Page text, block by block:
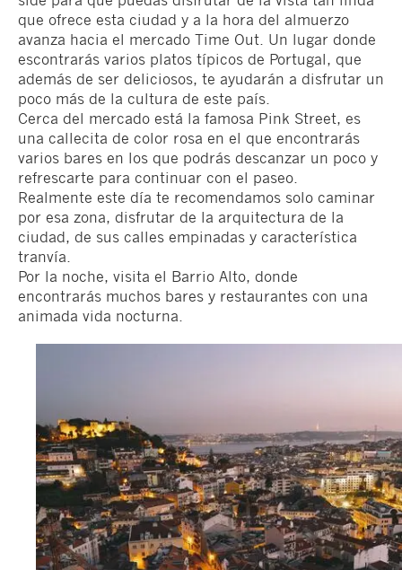
que ofrece esta ciudad y a la hora del almuerzo
avanza hacia el mercado Time Out. Un lugar donde
escontrarás varios platos típicos de Portugal, que
además de ser deliciosos, te ayudarán a disfrutar un
poco más de la cultura de este país.
Cerca del mercado está la famosa Pink Street, es
una callecita de color rosa en el que encontrarás
varios bares en los que podrás descanzar un poco y
refrescarte para continuar con el paseo.
Realmente este día te recomendamos solo caminar
por esa zona, disfrutar de la arquitectura de la
ciudad, de sus calles empinadas y característica
tranvía.
Por la noche, visita el Barrio Alto, donde
encontrarás muchos bares y restaurantes con una
animada vida nocturna.